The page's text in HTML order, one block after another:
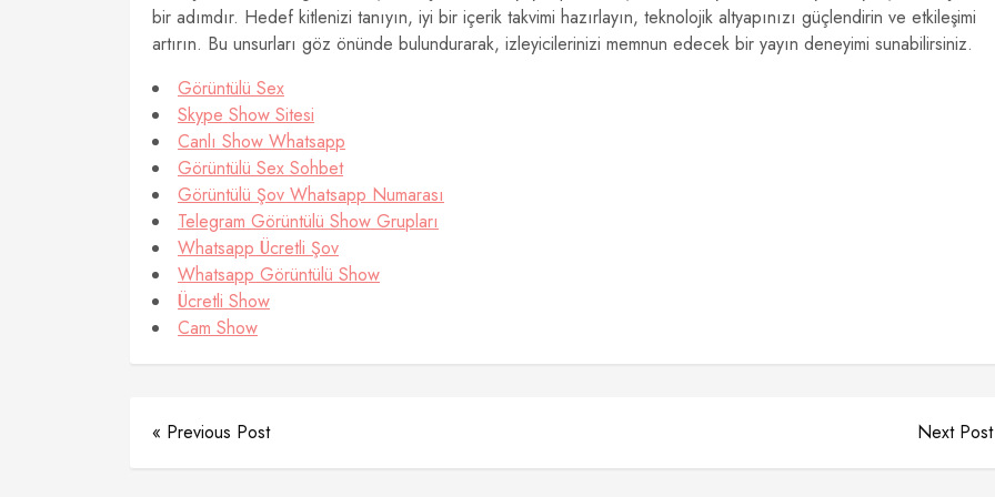
bir adımdır. Hedef kitlenizi tanıyın, iyi bir içerik takvimi hazırlayın, teknolojik altyapınızı güçlendirin ve etkileşimi
artırın. Bu unsurları göz önünde bulundurarak, izleyicilerinizi memnun edecek bir yayın deneyimi sunabilirsiniz.
Görüntülü Sex
Skype Show Sitesi
Canlı Show Whatsapp
Görüntülü Sex Sohbet
Görüntülü Şov Whatsapp Numarası
Telegram Görüntülü Show Grupları
Whatsapp Ücretli Şov
Whatsapp Görüntülü Show
Ücretli Show
Cam Show
« Previous Post Next